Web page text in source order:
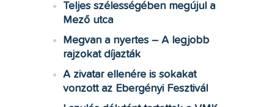
Teljes szélességében megújul a
Mező utca
Megvan a nyertes – A legjobb
rajzokat díjazták
A zivatar ellenére is sokakat
vonzott az Ebergényi Fesztivál